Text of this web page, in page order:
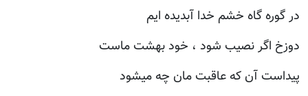
در گوره گاه خشم خدا آبديده ايم
دوزخ اگر نصيب شود ، خود بهشت ماست
پيداست آن كه عاقبت مان چه ميشود